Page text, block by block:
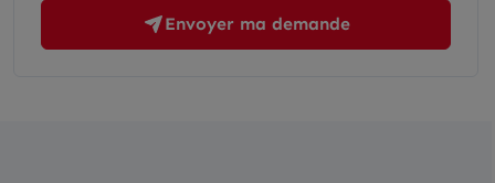
Envoyer ma demande